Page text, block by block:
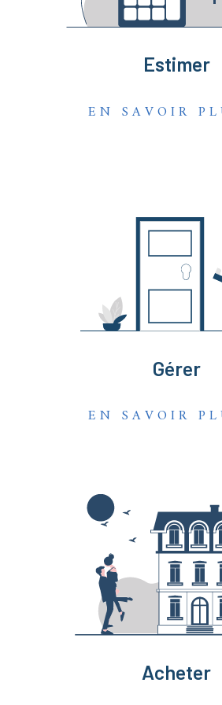
sommes là pour faire de votre
Estimer
EN SAVOIR
Gérer
EN SAVOIR
Acheter